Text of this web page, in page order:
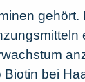
gehört.
bei